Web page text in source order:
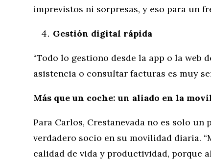
imprevistos ni sorpresas, y eso para un
Gestión digital rápida
“Todo lo gestiono desde la app o la web
asistencia o consultar facturas es muy
Más que un coche: un aliado en la
Para Carlos, Crestanevada no es solo un
verdadero socio en su movilidad diaria.
calidad de vida y productividad, porque